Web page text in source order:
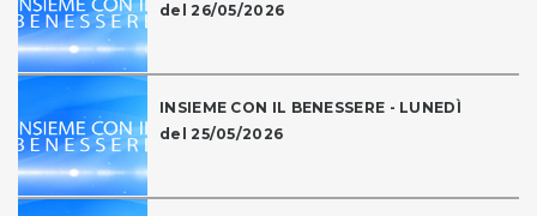
del 26/05/2026
INSIEME CON IL BENESSERE - LUNEDÌ
del 25/05/2026